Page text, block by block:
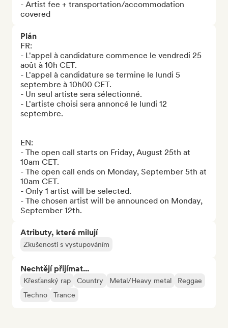
- Artist fee + transportation/accommodation
covered
Plán
FR:
- L'appel à candidature commence le vendredi 25
août à 10h CET.
- L'appel à candidature se termine le lundi 5
septembre à 10h00 CET.
- Un seul artiste sera sélectionné.
- L'artiste choisi sera annoncé le lundi 12
septembre.
EN:
- The open call starts on Friday, August 25th at
10am CET.
- The open call ends on Monday, September 5th at
10am CET.
- Only 1 artist will be selected.
- The chosen artist will be announced on Monday,
September 12th.
Atributy, které milují
Zkušenosti s vystupováním
Nechtějí přijímat...
Křesťanský rap Country Metal/Heavy metal
Reggae
Techno
Trance